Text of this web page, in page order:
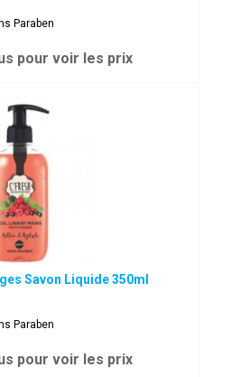
Paraben
pour voir les prix
Savon Liquide 350ml
Paraben
pour voir les prix